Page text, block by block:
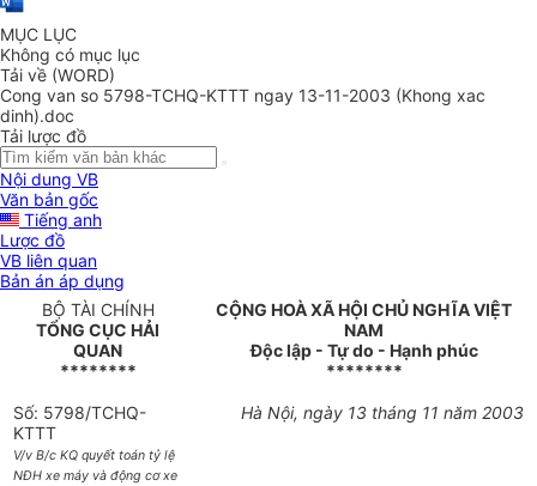
MỤC LỤC
Không có mục lục
Tải về (WORD)
Cong van so 5798-TCHQ-KTTT ngay 13-11-2003 (Khong xac
dinh).doc
Tải lược đồ
Nội dung VB
Văn bản gốc
Tiếng anh
Lược đồ
VB liên quan
Bản án áp dụng
BỘ TÀI CHÍNH
TỔNG CỤC HẢI
QUAN
********
CỘNG HOÀ XÃ HỘI CHỦ NGHĨA VIỆT
NAM
Độc lập - Tự do - Hạnh phúc
********
Số: 5798/TCHQ-
KTTT
V/v B/c KQ quyết toán tỷ lệ
NĐH xe máy và động cơ xe
Hà Nội, ngày 13 tháng 11 năm 2003